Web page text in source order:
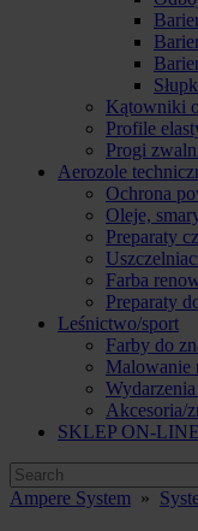
Kątowniki
Profile
Progi
Aerozole
Ochrona
Oleje,
Preparaty
Farba
Preparaty
Leśnictwo/sport
Farby do
Malowanie
Akcesoria/
SKLEP ON-LINE
Ampere System »